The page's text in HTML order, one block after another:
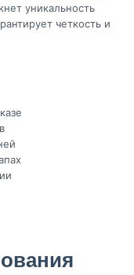
уникальность
четкость и